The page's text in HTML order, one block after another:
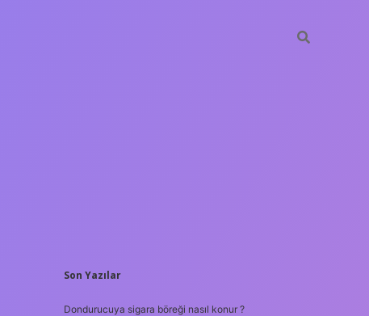
SIDEBAR
Son Yazılar
Dondurucuya sigara böreği nasıl konur ?